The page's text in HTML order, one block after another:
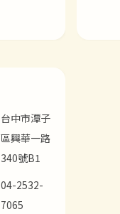
台中市潭子
區興華一路
340號B1
04-2532-
7065